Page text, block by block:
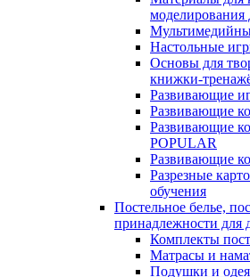
моделирования
Настольные
Основы для
книжки-
Развивающие
Развивающие
Развивающие
POPULAR
Развивающие
Разрезные
обучения
Постельное белье,
принадлежности для
Комплекты
Матрасы и
Подушки и